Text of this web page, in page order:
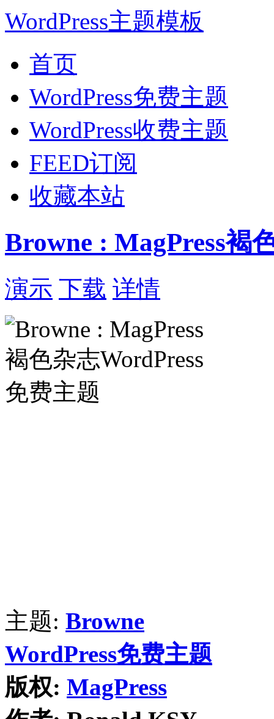
WordPress主题模板
首页
WordPress免费主题
WordPress收费主题
FEED订阅
收藏本站
Browne : MagPress褐
演示 下载 详情
主题: Browne
WordPress免费主题
版权: MagPress